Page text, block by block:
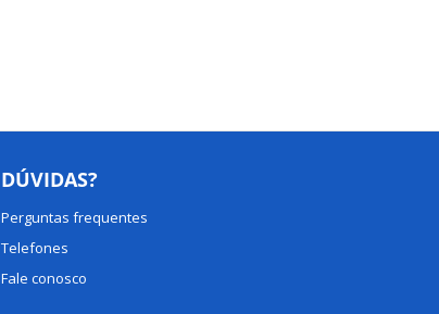
DÚVIDAS?
Perguntas frequentes
Telefones
Fale conosco